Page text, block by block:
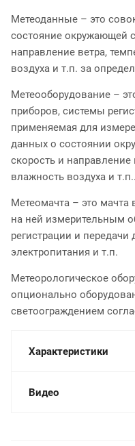
Метеоданные – это
состояние окружающей
направление ветра,
воздуха и т.п. за
Метеооборудование –
приборов, системы
применяемая для
данных о состоянии
скорость и направление
влажность воздуха и т.п..
Метеомачта – это
на ней измерительным
регистрации и передачи
электропитания и т.п.
Метеорологическое
опционально
светоограждением
Характеристики
Видео